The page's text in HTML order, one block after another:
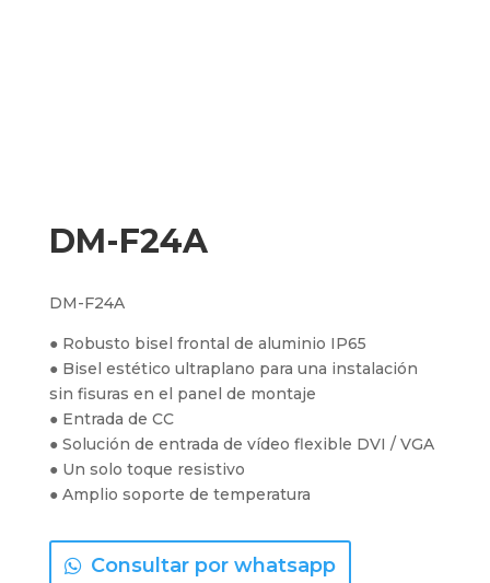
DM-F24A
DM-F24A
● Robusto bisel frontal de aluminio IP65
● Bisel estético ultraplano para una instalación
sin fisuras en el panel de montaje
● Entrada de CC
● Solución de entrada de vídeo flexible DVI / VGA
● Un solo toque resistivo
● Amplio soporte de temperatura
Consultar por whatsapp